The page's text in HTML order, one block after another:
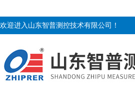
欢迎进入山东智普测控技术有限公司！